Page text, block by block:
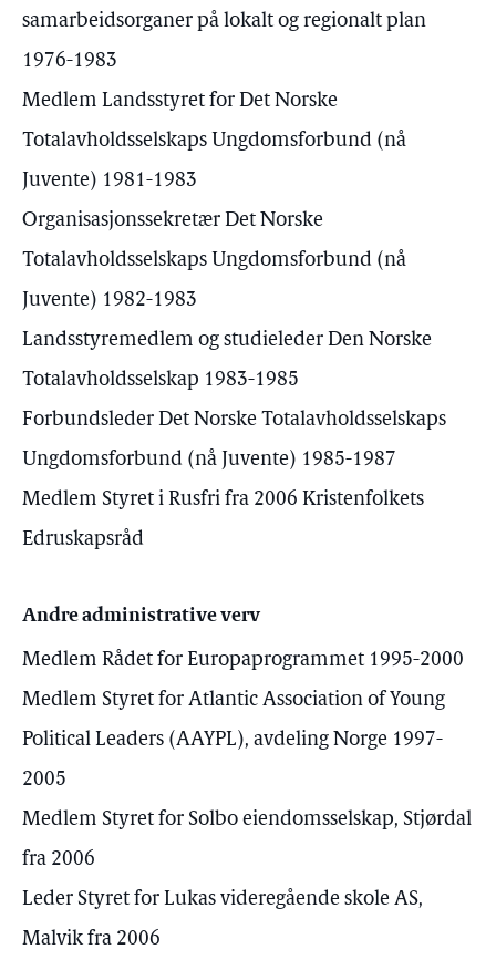
samarbeidsorganer på lokalt og regionalt plan
1976-1983
Medlem Landsstyret for Det Norske
Totalavholdsselskaps Ungdomsforbund (nå
Juvente) 1981-1983
Organisasjonssekretær Det Norske
Totalavholdsselskaps Ungdomsforbund (nå
Juvente) 1982-1983
Landsstyremedlem og studieleder Den Norske
Totalavholdsselskap 1983-1985
Forbundsleder Det Norske Totalavholdsselskaps
Ungdomsforbund (nå Juvente) 1985-1987
Medlem Styret i Rusfri fra 2006 Kristenfolkets
Edruskapsråd
Andre administrative verv
Medlem Rådet for Europaprogrammet 1995-2000
Medlem Styret for Atlantic Association of Young
Political Leaders (AAYPL), avdeling Norge 1997-
2005
Medlem Styret for Solbo eiendomsselskap, Stjørdal
fra 2006
Leder Styret for Lukas videregående skole AS,
Malvik fra 2006